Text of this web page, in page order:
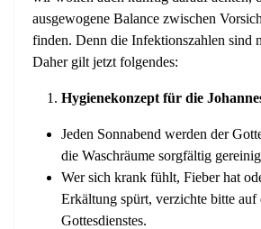
ausgewogene Balance zwischen
finden. Denn die Infektionszahlen sind
Daher gilt jetzt folgendes:
Hygienekonzept für die
Jeden Sonnabend werden der
die Waschräume sorgfältig
Wer sich krank fühlt, Fieber hat
Erkältung spürt, verzichte bitte auf
Gottesdienstes.